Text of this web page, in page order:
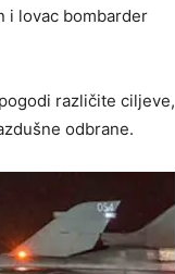
i lovac bombarder
različite ciljeve,
odbrane.